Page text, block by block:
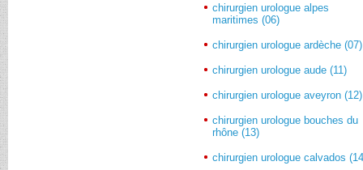
chirurgien urologue alpes
maritimes (06)
chirurgien urologue ardèche (07)
chirurgien urologue aude (11)
chirurgien urologue aveyron (12)
chirurgien urologue bouches du
rhône (13)
chirurgien urologue calvados